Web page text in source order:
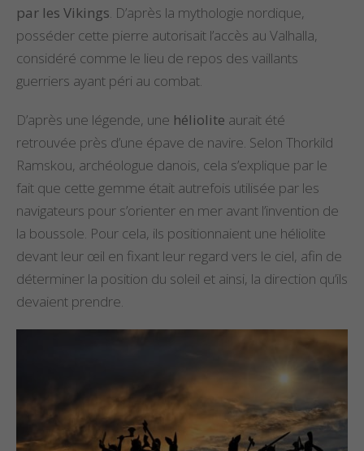
par les Vikings. D’après la mythologie nordique,
posséder cette pierre autorisait l’accès au Valhalla,
considéré comme le lieu de repos des vaillants
guerriers ayant péri au combat.
D’après une légende, une héliolite aurait été
retrouvée près d’une épave de navire. Selon Thorkild
Ramskou, archéologue danois, cela s’explique par le
fait que cette gemme était autrefois utilisée par les
navigateurs pour s’orienter en mer avant l’invention de
la boussole. Pour cela, ils positionnaient une héliolite
devant leur œil en fixant leur regard vers le ciel, afin de
déterminer la position du soleil et ainsi, la direction qu’ils
devaient prendre.